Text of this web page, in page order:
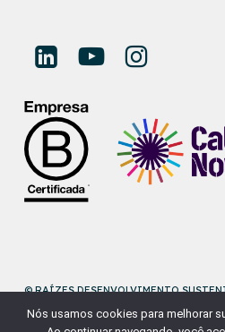
© RAÍZES DESENVOLVIMENTO
DESENVOLVIDO PORNAÇÃODESIGN
Nós usamos cookies para melhorar